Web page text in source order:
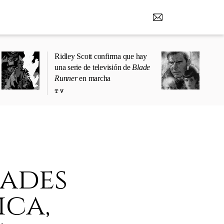
Ridley Scott confirma que hay
una serie de televisión de Blade
Runneren marcha
TV